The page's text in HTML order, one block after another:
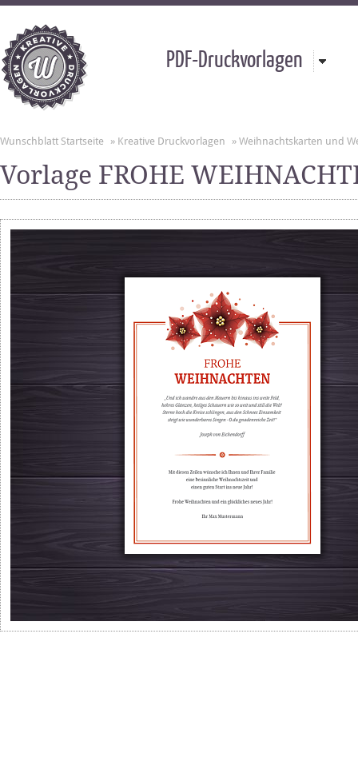
PDF-Druckvorlagen
Wunschblatt Startseite » Kreative Druckvorlagen » Weihnachtskarten und
Vorlage FROHE